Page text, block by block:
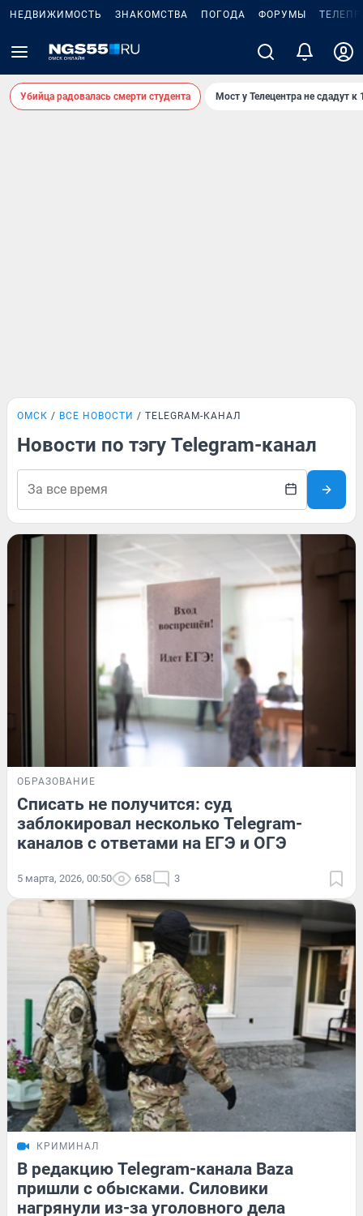
НЕДВИЖИМОСТЬ ЗНАКОМСТВА ПОГОДА ФОРУМЫ
Убийца радовалась смерти студента Мост у Телецентра не сдадут к
ОМСК ВСЕ НОВОСТИ TELEGRAM-КАНАЛ
Новости по тэгу Telegram-канал
ОБРАЗОВАНИЕ
Списать не получится: суд
заблокировал несколько Telegram-
каналов с ответами на ЕГЭ и ОГЭ
5 марта, 2026, 00:50 658 3
КРИМИНАЛ
В редакцию Telegram-канала Baza
пришли с обысками. Силовики
нагрянули из-за уголовного дела